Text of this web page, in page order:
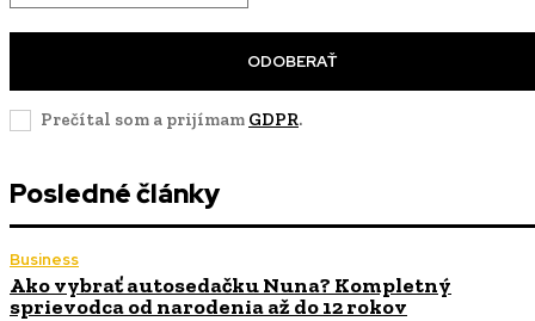
ODOBERAŤ
Prečítal som a prijímam GDPR.
Posledné články
Business
Ako vybrať autosedačku Nuna? Kompletný
sprievodca od narodenia až do 12 rokov